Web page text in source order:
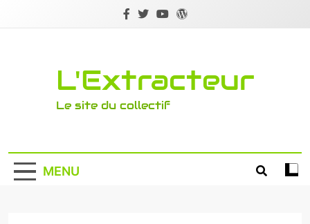
L'Extracteur
Le site du collectif
MENU